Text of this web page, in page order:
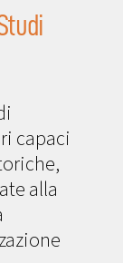
capaci
alla